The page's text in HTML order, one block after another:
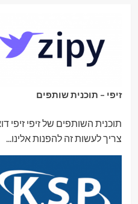
זיפי – תוכנית שותפים
תוכנית השותפים של זיפי
צריך לעשות זה להפנות אלינו...